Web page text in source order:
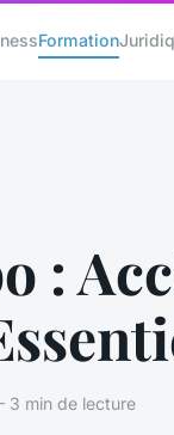
Formation
:
min de lecture